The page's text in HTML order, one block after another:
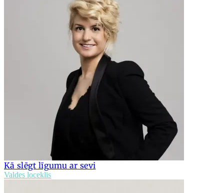
Kā slēgt līgumu ar sevi
Valdes loceklis